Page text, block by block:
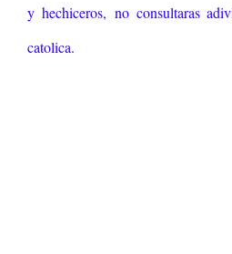
y hechiceros, no consultaras
catolica.